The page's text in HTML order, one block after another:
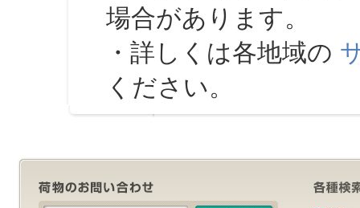
場合があります。
・詳しくは各地域の
ください。